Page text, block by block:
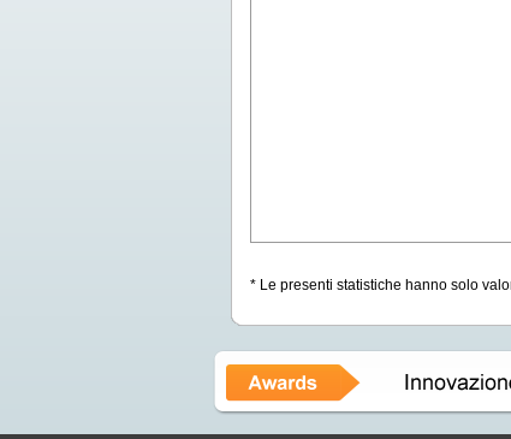
* Le presenti statistiche hanno solo